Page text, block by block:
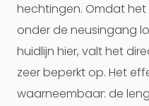
hechtingen. Omdat
onder de neusingang
huidlijn hier, valt het
zeer beperkt op. Het
waarneembaar: de